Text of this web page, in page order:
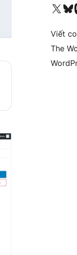
Truy cập tài khoản X (trước đây là Twitter) của chúng tôiVisit
Viết
The